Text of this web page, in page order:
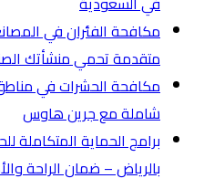
مكافحة الفئران في
متقدمة تحمي منشأتك
مكافحة الحشرات في
شاملة مع جرين هاوس
برامج الحماية
بالرياض – ضمان الراحة